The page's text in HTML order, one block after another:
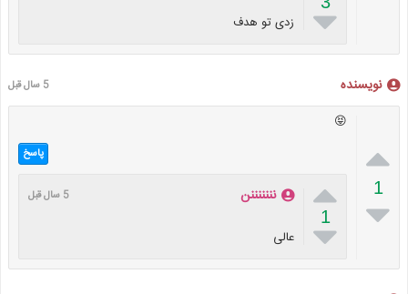
 زدی تو هدف
نویسنده 5 سال قبل

1

😝
پاسخ

1

نننننننن 5 سال قبل
عالی